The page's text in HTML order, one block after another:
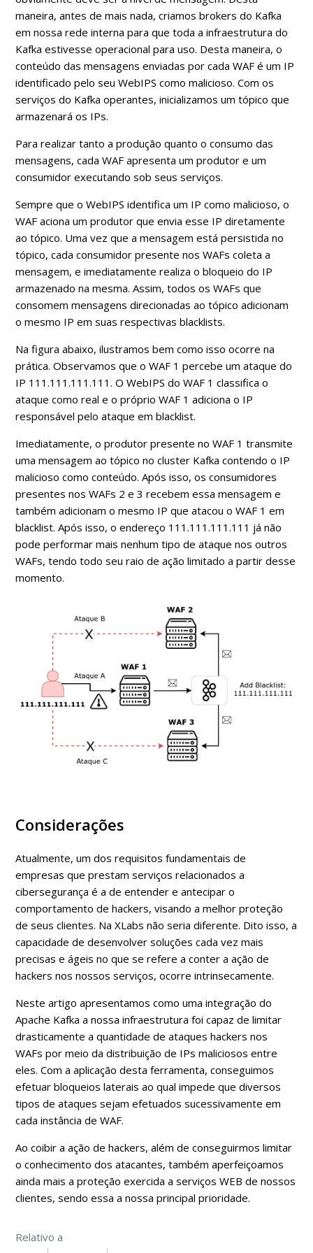
maneira, antes de mais nada, criamos brokers do Kafka
em nossa rede interna para que toda a infraestrutura do
Kafka estivesse operacional para uso. Desta maneira, o
conteúdo das mensagens enviadas por cada WAF é um IP
identificado pelo seu WebIPS como malicioso. Com os
serviços do Kafka operantes, inicializamos um tópico que
armazenará os IPs.
Para realizar tanto a produção quanto o consumo das
mensagens, cada WAF apresenta um produtor e um
consumidor executando sob seus serviços.
Sempre que o WebIPS identifica um IP como malicioso, o
WAF aciona um produtor que envia esse IP diretamente
ao tópico. Uma vez que a mensagem está persistida no
tópico, cada consumidor presente nos WAFs coleta a
mensagem, e imediatamente realiza o bloqueio do IP
armazenado na mesma. Assim, todos os WAFs que
consomem mensagens direcionadas ao tópico adicionam
o mesmo IP em suas respectivas blacklists.
Na figura abaixo, ilustramos bem como isso ocorre na
prática. Observamos que o WAF 1 percebe um ataque do
IP 111.111.111.111. O WebIPS do WAF 1 classifica o
ataque como real e o próprio WAF 1 adiciona o IP
responsável pelo ataque em blacklist.
Imediatamente, o produtor presente no WAF 1 transmite
uma mensagem ao tópico no cluster Kafka contendo o IP
malicioso como conteúdo. Após isso, os consumidores
presentes nos WAFs 2 e 3 recebem essa mensagem e
também adicionam o mesmo IP que atacou o WAF 1 em
blacklist. Após isso, o endereço 111.111.111.111 já não
pode performar mais nenhum tipo de ataque nos outros
WAFs, tendo todo seu raio de ação limitado a partir desse
momento.
Considerações
Atualmente, um dos requisitos fundamentais de
empresas que prestam serviços relacionados a
cibersegurança é a de entender e antecipar o
comportamento de hackers, visando a melhor proteção
de seus clientes. Na XLabs não seria diferente. Dito isso, a
capacidade de desenvolver soluções cada vez mais
precisas e ágeis no que se refere a conter a ação de
hackers nos nossos serviços, ocorre intrinsecamente.
Neste artigo apresentamos como uma integração do
Apache Kafka a nossa infraestrutura foi capaz de limitar
drasticamente a quantidade de ataques hackers nos
WAFs por meio da distribuição de IPs maliciosos entre
eles. Com a aplicação desta ferramenta, conseguimos
efetuar bloqueios laterais ao qual impede que diversos
tipos de ataques sejam efetuados sucessivamente em
cada instância de WAF.
Ao coibir a ação de hackers, além de conseguirmos limitar
o conhecimento dos atacantes, também aperfeiçoamos
ainda mais a proteção exercida a serviços WEB de nossos
clientes, sendo essa a nossa principal prioridade.
Relativo a